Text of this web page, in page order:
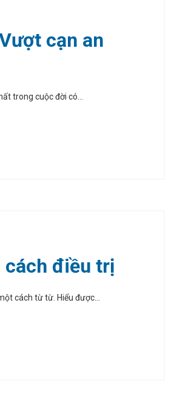
cạn an
trong cuộc đời có...
cách điều trị
cách từ từ. Hiểu được...